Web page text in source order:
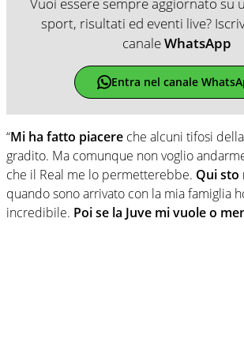
sport, risultati ed eventi live?
canaleWhatsApp
Entra nel canale
“Mi ha fatto piacere che alcuni tifosi
gradito. Ma comunque non voglio
che il Real me lo permetterebbe. Qui sto
quando sono arrivato con la mia famiglia
incredibile. Poi se la Juve mi vuole o